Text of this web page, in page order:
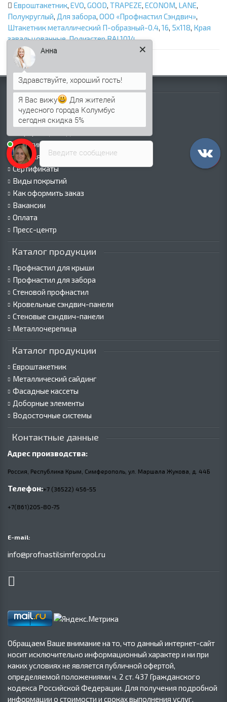
Евроштакетник, EVO, GOOD, TRAPEZE, ECONOM, LANE,
Полукруглый, Для забора, ООО «Профнастил Сэндвич»,
Штакетник металлический П-образный-0.4, 16, 5х118, Края
завальцованные,Полиэстер RAL1014
Информация
Палитра RAL
Информация о компании
Политика безопасности
Условия соглашения
Сертификаты
Виды покрытий
Как оформить заказ
Вакансии
Оплата
Пресс-центр
Каталог продукции
Профнастил для крыши
Профнастил для забора
Стеновой профнастил
Кровельные сэндвич-панели
Стеновые сэндвич-панели
Металлочерепица
Каталог продукции
Евроштакетник
Металлический сайдинг
Фасадные кассеты
Доборные элементы
Водосточные системы
Контактные данные
Адрес производства:
Россия, Республика Крым, Симферополь, ул. Маршала Жукова, д. 44Б
Телефон:+7 (36522) 456-55
+7(861)205-80-75
E-mail:
info@profnastilsimferopol.ru
Обращаем Ваше внимание на то, что данный интернет-сайт
носит исключительно информационный характер и ни при
каких условиях не является публичной офертой,
определяемой положениями ч. 2 ст. 437 Гражданского
кодекса Российской Федерации. Для получения подробной
информации о стоимости и сроках выполнения услуг,
Введите сообщение
Анна
Я Вас вижу
Для жителей
чудесного города Колумбус
сегодня скидка 5%